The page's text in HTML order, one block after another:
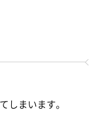
しまいます。